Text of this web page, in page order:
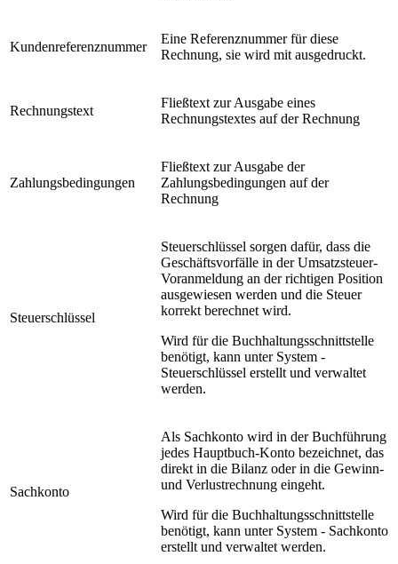
Kundenreferenznummer
Eine Referenznummer für diese
Rechnung, sie wird mit ausgedruckt.
Rechnungstext
Fließtext zur Ausgabe eines
Rechnungstextes auf der Rechnung
Zahlungsbedingungen
Fließtext zur Ausgabe der
Zahlungsbedingungen auf der
Rechnung
Steuerschlüssel
Steuerschlüssel sorgen dafür, dass die
Geschäftsvorfälle in der Umsatzsteuer-
Voranmeldung an der richtigen Position
ausgewiesen werden und die Steuer
korrekt berechnet wird.
Wird für die Buchhaltungsschnittstelle
benötigt, kann unter System -
Steuerschlüssel erstellt und verwaltet
werden.
Sachkonto
Als Sachkonto wird in der Buchführung
jedes Hauptbuch-Konto bezeichnet, das
direkt in die Bilanz oder in die Gewinn-
und Verlustrechnung eingeht.
Wird für die Buchhaltungsschnittstelle
benötigt, kann unter System - Sachkonto
erstellt und verwaltet werden.